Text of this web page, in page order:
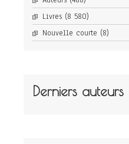
Livres (8 580)
Nouvelle courte (8)
Derniers auteurs